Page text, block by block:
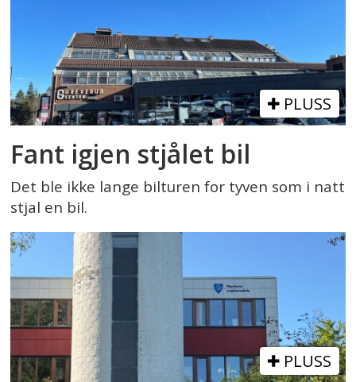
PLUSS
Fant igjen stjålet bil
Det ble ikke lange bilturen for tyven som i natt
stjal en bil.
PLUSS